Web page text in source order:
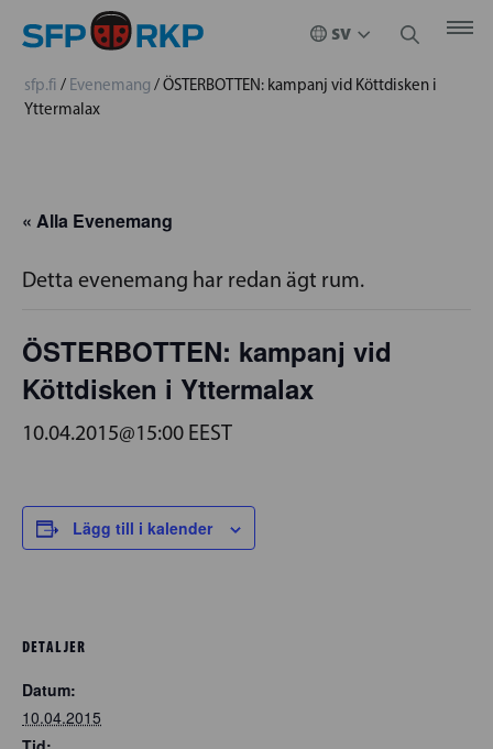
sfp.fi / Evenemang /ÖSTERBOTTEN: kampanj vid Köttdisken i
Yttermalax
« Alla Evenemang
Detta evenemang har redan ägt rum.
ÖSTERBOTTEN: kampanj vid
Köttdisken i Yttermalax
10.04.2015@15:00 EEST
Lägg till i kalender
DETALJER
Datum:
10.04.2015